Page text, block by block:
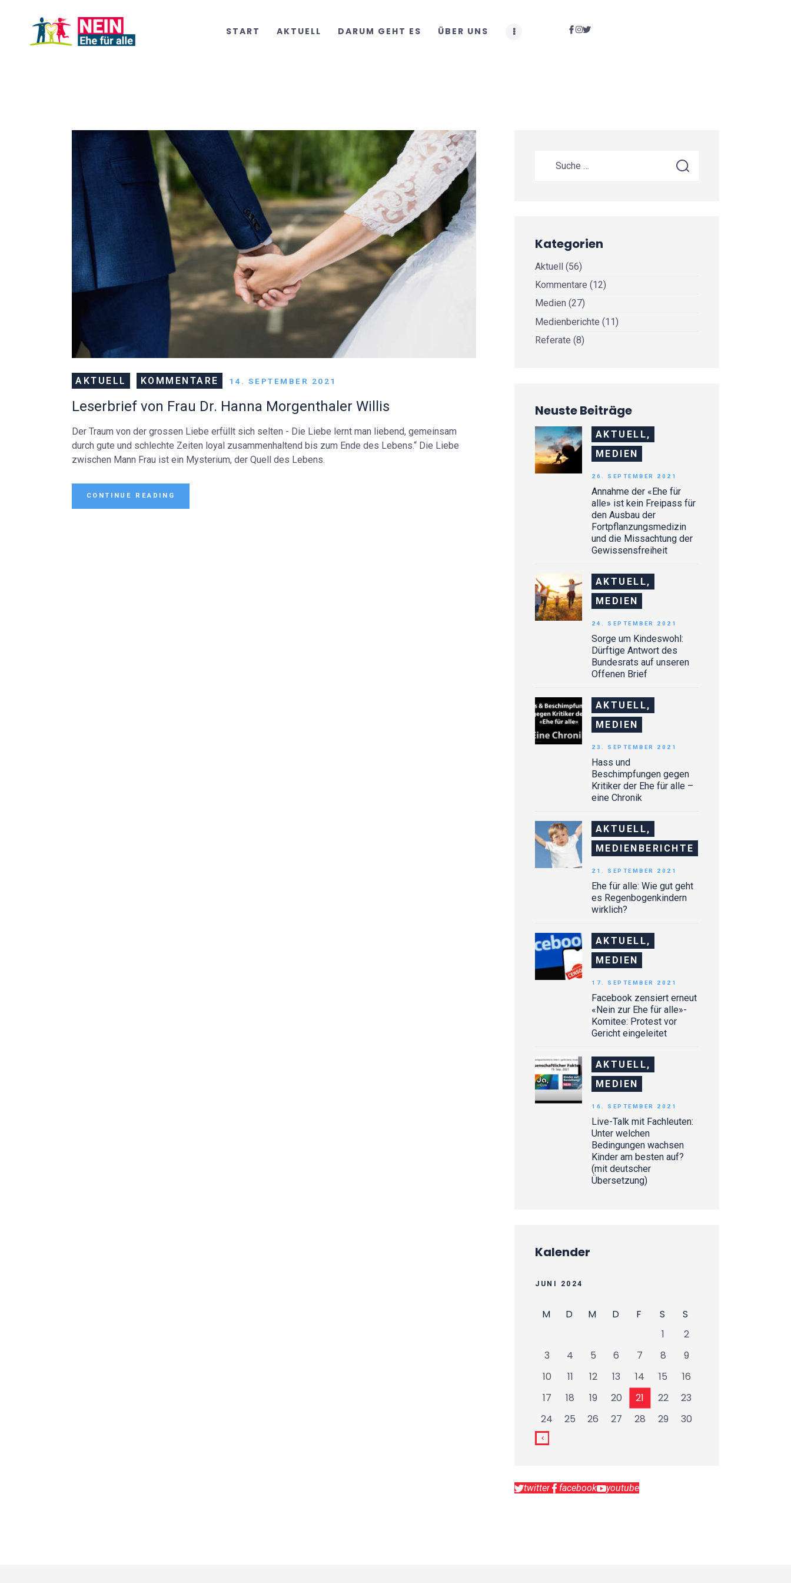
START AKTUELL DARUM GEHT ES ÜBER UNS
DOWNLOADS
AKTUELL KOMMENTARE 14. SEPTEMBER 2021
Leserbrief von Frau Dr. Hanna Morgenthaler Willis
Der Traum von der grossen Liebe erfüllt sich selten - Die Liebe lernt man liebend, gemeinsam
durch gute und schlechte Zeiten loyal zusammenhaltend bis zum Ende des Lebens.“ Die Liebe
zwischen Mann Frau ist ein Mysterium, der Quell des Lebens.
CONTINUE READING
Kategorien
Aktuell (56)
Kommentare (12)
Medien (27)
Medienberichte (11)
Referate (8)
Neuste Beiträge
AKTUELL,
MEDIEN
Annahme der «Ehe für
alle» ist kein Freipass für
den Ausbau der
Fortpflanzungsmedizin
und die Missachtung der
Gewissensfreiheit
26. SEPTEMBER 2021
AKTUELL,
MEDIEN
Sorge um Kindeswohl:
Dürftige Antwort des
Bundesrats auf unseren
Offenen Brief
24. SEPTEMBER 2021
AKTUELL,
MEDIEN
Hass und
Beschimpfungen gegen
Kritiker der Ehe für alle –
eine Chronik
23. SEPTEMBER 2021
AKTUELL,
MEDIENBERICHTE
Ehe für alle: Wie gut geht
es Regenbogenkindern
wirklich?
21. SEPTEMBER 2021
AKTUELL,
MEDIEN
Facebook zensiert erneut
«Nein zur Ehe für alle»-
Komitee: Protest vor
Gericht eingeleitet
17. SEPTEMBER 2021
AKTUELL,
MEDIEN
Live-Talk mit Fachleuten:
Unter welchen
Bedingungen wachsen
Kinder am besten auf?
(mit deutscher
Übersetzung)
16. SEPTEMBER 2021
Kalender
JUNI 2024
M D M D F S
S
1
2
3
4 5 6 7 8
9
10
11 12 13 14 15
16
17
18 19 20 21 22
23
24
25 26 27 28 29 30
twitter facebook youtube